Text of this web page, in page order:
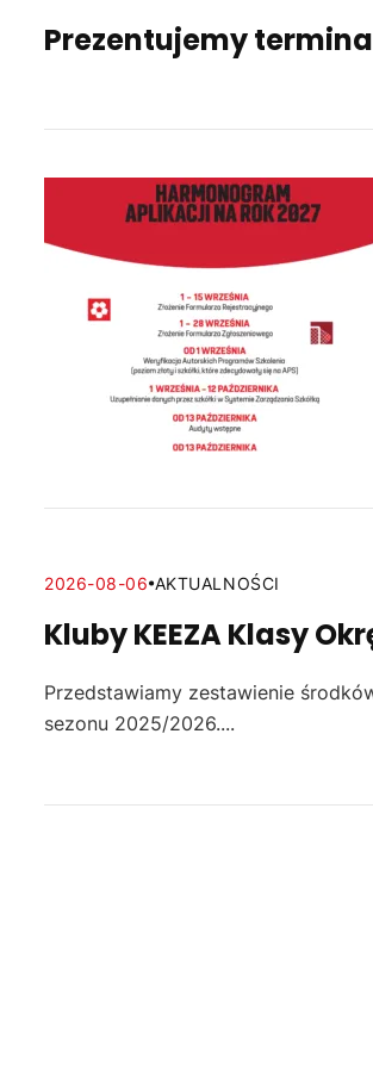
Prezentujemy
2026-08-06 AKTUALNOŚCI
Kluby KEEZA Klasy
Przedstawiamy zestawienie
sezonu 2025/2026....